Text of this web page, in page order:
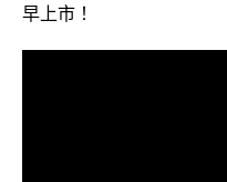
早上市！